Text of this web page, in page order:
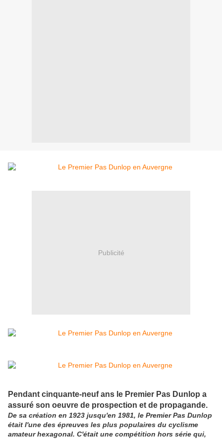
Publicité
Pendant cinquante-neuf ans le Premier Pas Dunlop a
assuré son oeuvre de prospection et de propagande.
De sa création en 1923 jusqu'en 1981, le Premier Pas Dunlop
était l'une des épreuves les plus populaires du cyclisme
amateur hexagonal. C'était une compétition hors série qui,